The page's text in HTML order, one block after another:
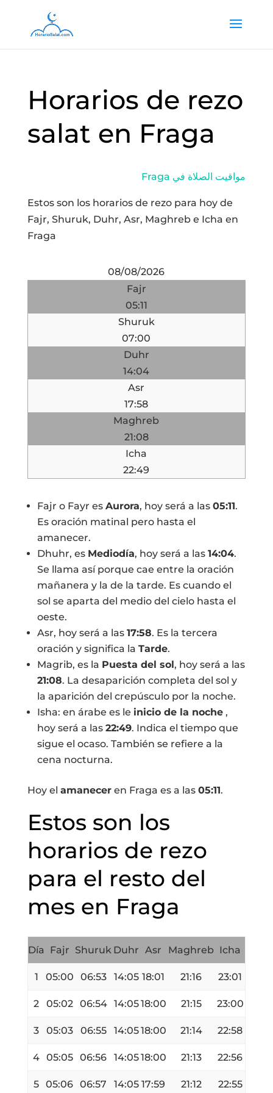
Horarios de rezo
salat en Fraga
Fraga مواقيت الصلاة في
Estos son los horarios de rezo para hoy de
Fajr, Shuruk, Duhr, Asr, Maghreb e Icha en
Fraga
08/08/2026
Fajr
05:11
Shuruk
07:00
Duhr
14:04
Asr
17:58
Maghreb
21:08
Icha
22:49
Fajr o Fayr es Aurora, hoy será a las 05:11.
Es oración matinal pero hasta el
amanecer.
Dhuhr, es Mediodía, hoy será a las 14:04.
Se llama así porque cae entre la oración
mañanera y la de la tarde. Es cuando el
sol se aparta del medio del cielo hasta el
oeste.
Asr, hoy será a las 17:58. Es la tercera
oración y significa la Tarde.
Magrib, es la Puesta del sol, hoy será a las
21:08. La desaparición completa del sol y
la aparición del crepúsculo por la noche.
Isha: en árabe es le inicio de la noche,
hoy será a las 22:49. Indica el tiempo que
sigue el ocaso. También se refiere a la
cena nocturna.
Hoy el amaneceren Fraga es a las 05:11.
Estos son los
horarios de rezo
para el resto del
mes en Fraga
Día Fajr Shuruk Duhr Asr Maghreb Icha
1 05:00 06:53 14:05 18:01 21:16 23:01
2 05:02 06:54 14:0518:00 21:15 23:00
3 05:03 06:55 14:0518:00 21:14 22:58
4 05:05 06:56 14:0518:00 21:13 22:56
5 05:06 06:57 14:05 17:59 21:12 22:55